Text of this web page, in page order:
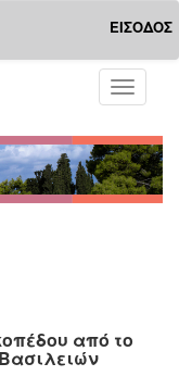
ΕΙΣΟΔΟΣ
Toggle
από το